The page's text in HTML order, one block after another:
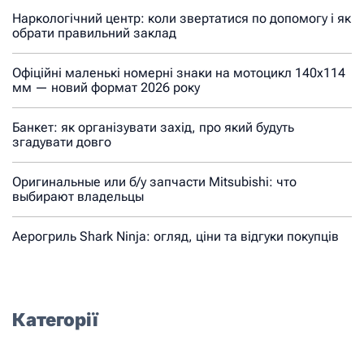
Наркологічний центр: коли звертатися по допомогу і як
обрати правильний заклад
Офіційні маленькі номерні знаки на мотоцикл 140х114
мм — новий формат 2026 року
Банкет: як організувати захід, про який будуть
згадувати довго
Оригинальные или б/у запчасти Mitsubishi: что
выбирают владельцы
Аерогриль Shark Ninja: огляд, ціни та відгуки покупців
Категорії